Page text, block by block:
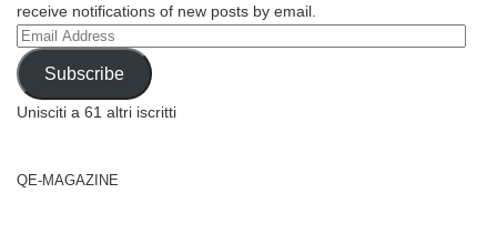
receive notifications of new posts by email.
Email
Address
Subscribe
Unisciti a 61 altri iscritti
QE-MAGAZINE